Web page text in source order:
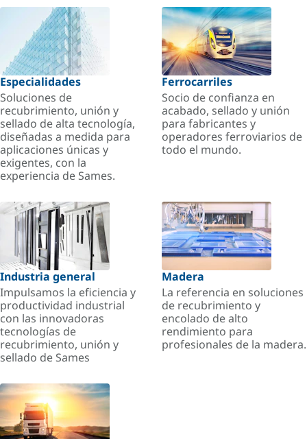
Especialidades
Soluciones de
recubrimiento, unión y
sellado de alta tecnología,
diseñadas a medida para
aplicaciones únicas y
exigentes, con la
experiencia de Sames.
Ferrocarriles
Socio de confianza en
acabado, sellado y unión
para fabricantes y
operadores ferroviarios de
todo el mundo.
Industria general
Impulsamos la eficiencia y
productividad industrial
con las innovadoras
tecnologías de
recubrimiento, unión y
sellado de Sames
Madera
La referencia en soluciones
de recubrimiento y
encolado de alto
rendimiento para
profesionales de la madera.